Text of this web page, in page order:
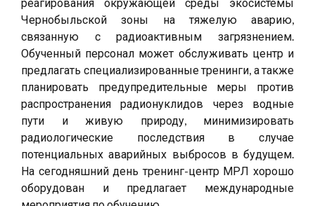
Чернобыльской зоны на тяжелую аварию,
связанную с радиоактивным загрязнением.
Обученный персонал может обслуживать центр и
предлагать специализированные тренинги, а также
планировать предупредительные меры против
распространения радионуклидов через водные
пути и живую природу, минимизировать
радиологические последствия в случае
потенциальных аварийных выбросов в будущем.
На сегодняшний день тренинг-центр МРЛ хорошо
оборудован и предлагает международные